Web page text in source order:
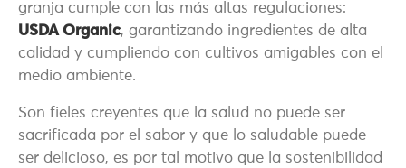
granja cumple con las más altas regulaciones:
USDA Organic, garantizando ingredientes de alta
calidad y cumpliendo con cultivos amigables con el
medio ambiente.
Son fieles creyentes que la salud no puede ser
sacrificada por el sabor y que lo saludable puede
ser delicioso, es por tal motivo que la sostenibilidad